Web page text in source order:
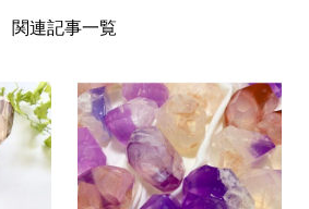
関連記事一覧